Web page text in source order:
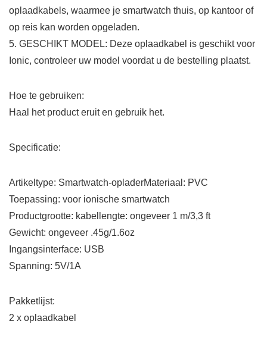
oplaadkabels, waarmee je smartwatch thuis, op kantoor of
op reis kan worden opgeladen.
5. GESCHIKT MODEL: Deze oplaadkabel is geschikt voor
Ionic, controleer uw model voordat u de bestelling plaatst.
Hoe te gebruiken:
Haal het product eruit en gebruik het.
Specificatie:
Artikeltype: Smartwatch-opladerMateriaal: PVC
Toepassing: voor ionische smartwatch
Productgrootte: kabellengte: ongeveer 1 m/3,3 ft
Gewicht: ongeveer .45g/1.6oz
Ingangsinterface: USB
Spanning: 5V/1A
Pakketlijst:
2 x oplaadkabel